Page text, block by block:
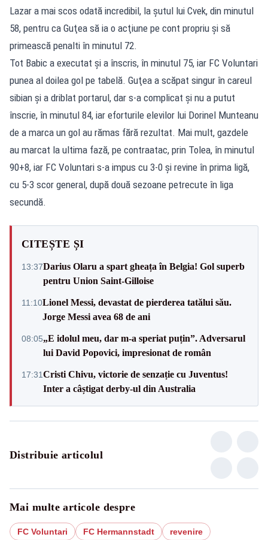
Lazar a mai scos odată incredibil, la şutul lui Cvek, din minutul
58, pentru ca Guţea să ia o acţiune pe cont propriu şi să
primească penalti în minutul 72.
Tot Babic a executat şi a înscris, în minutul 75, iar FC Voluntari
punea al doilea gol pe tabelă. Guţea a scăpat singur în careul
sibian şi a driblat portarul, dar s-a complicat şi nu a putut
înscrie, în minutul 84, iar eforturile elevilor lui Dorinel Munteanu
de a marca un gol au rămas fără rezultat. Mai mult, gazdele
au marcat la ultima fază, pe contraatac, prin Tolea, în minutul
90+8, iar FC Voluntari s-a impus cu 3-0 şi revine în prima ligă,
cu 5-3 scor general, după două sezoane petrecute în liga
secundă.
CITEȘTE ȘI
13:37Darius Olaru a spart gheața în Belgia! Gol superb
pentru Union Saint-Gilloise
11:10Lionel Messi, devastat de pierderea tatălui său.
Jorge Messi avea 68 de ani
08:05„E idolul meu, dar m-a speriat puțin”. Adversarul
lui David Popovici, impresionat de român
17:31Cristi Chivu, victorie de senzație cu Juventus!
Inter a câștigat derby-ul din Australia
Distribuie articolul
Mai multe articole despre
FC Voluntari FC Hermannstadt
revenire